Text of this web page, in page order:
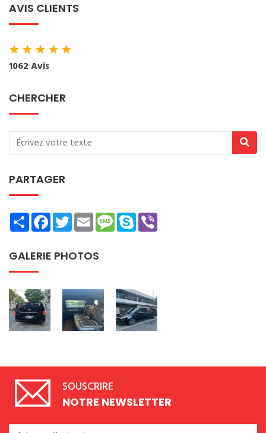
AVIS CLIENTS
★★★★★
1062 Avis
CHERCHER
PARTAGER
ShareFacebookTwitterEmailMessage
Skype
GALERIE PHOTOS
SOUSCRIRE
NOTRE NEWSLETTER